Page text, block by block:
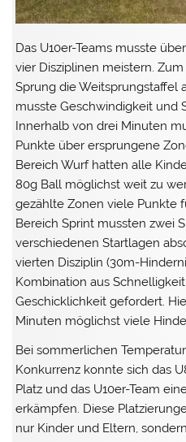
Das U10er-Teams musste
vier Disziplinen meistern.
Sprung die Weitsprungstaffel
musste Geschwindigkeit und
Innerhalb von drei Minuten
Punkte über ersprungene
Bereich Wurf hatten alle
80g Ball möglichst weit zu
gezählte Zonen viele Punkte
Bereich Sprint mussten zwei
verschiedenen Startlagen
vierten Disziplin (30m-
Kombination aus
Geschicklichkeit gefordert.
Minuten möglichst viele
Bei sommerlichen
Konkurrenz konnte sich das
Platz und das U10er-Team
erkämpfen. Diese
nur Kinder und Eltern,